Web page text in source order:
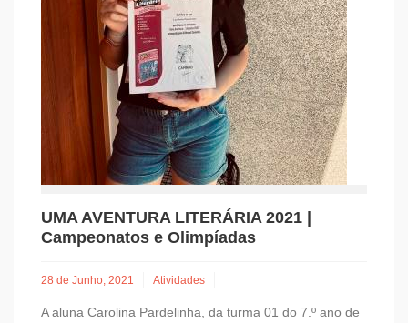
UMA AVENTURA LITERÁRIA 2021 |
Campeonatos e Olimpíadas
28 de Junho, 2021 Atividades
A aluna Carolina Pardelinha, da turma 01 do 7.º ano de